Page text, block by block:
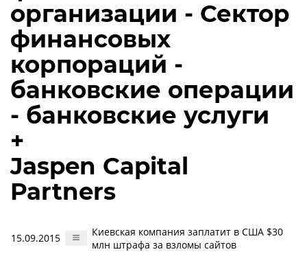
организации - Сектор
финансовых
корпораций -
банковские операции
- банковские услуги
+
Jaspen Capital
Partners
15.09.2015
Киевская компания заплатит в США $30
млн штрафа за взломы сайтов